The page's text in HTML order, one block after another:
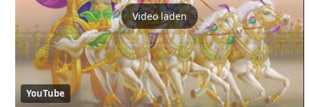
Video laden
YouTube